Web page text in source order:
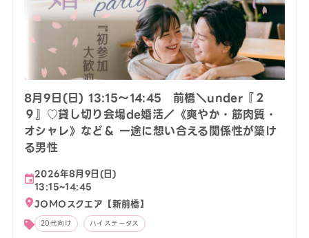
8月9日(日) 13:15〜14:45 前橋＼under『２
９』♡貸し切り会場de婚活／《爽やか・筋肉質・
オシャレ》など＆ 一途に想い合える関係性が築け
る男性
2026年8月9日(日)
13:15~14:45
JOMOスクエア【新前橋】
20代向け ハイステータス